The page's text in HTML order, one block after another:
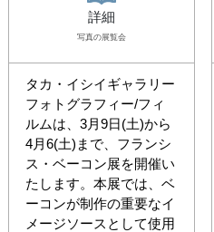
詳細
写真の展覧会
タカ・イシイギャラリー
フォトグラフィー/フィ
ルムは、3月9日(土)から
4月6(土)まで、フランシ
ス・ベーコン展を開催い
たします。本展では、ベ
ーコンが制作の重要なイ
メージソースとして使用